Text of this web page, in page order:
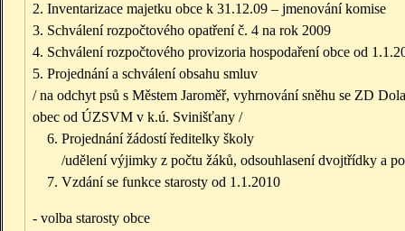
2. Inventarizace majetku obce k 31.12.09 – jmenování komise
3. Schválení rozpočtového opatření č. 4 na rok 2009
4. Schválení rozpočtového provizoria hospodaření obce od
5. Projednání a schválení obsahu smluv
/ na odchyt psů s Městem Jaroměř, vyhrnování sněhu se ZD
obec od ÚZSVM v k.ú. Svinišťany /
Projednání žádostí ředitelky školy
/udělení výjimky z počtu žáků, odsouhlasení dvojtřídky a
Vzdání se funkce starosty od 1.1.2010
- volba starosty obce